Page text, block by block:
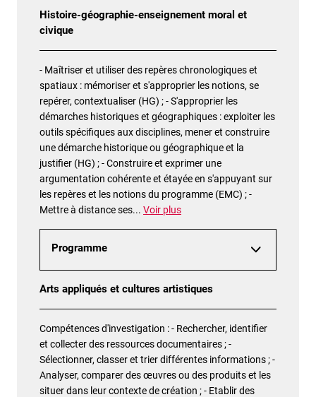
Histoire-géographie-enseignement moral et
civique
- Maîtriser et utiliser des repères chronologiques et
spatiaux : mémoriser et s'approprier les notions, se
repérer, contextualiser (HG) ; - S'approprier les
démarches historiques et géographiques : exploiter les
outils spécifiques aux disciplines, mener et construire
une démarche historique ou géographique et la
justifier (HG) ; - Construire et exprimer une
argumentation cohérente et étayée en s'appuyant sur
les repères et les notions du programme (EMC) ; -
Mettre à distance ses... Voir plus
Programme
Arts appliqués et cultures artistiques
Compétences d'investigation : - Rechercher, identifier
et collecter des ressources documentaires ; -
Sélectionner, classer et trier différentes informations ; -
Analyser, comparer des œuvres ou des produits et les
situer dans leur contexte de création ; - Etablir des